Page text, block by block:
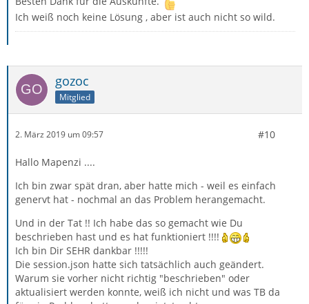
Ich weiß noch keine Lösung , aber ist auch nicht so wild.
gozoc
Mitglied
2. März 2019 um 09:57 #10
Hallo Mapenzi ....
Ich bin zwar spät dran, aber hatte mich - weil es einfach
genervt hat - nochmal an das Problem herangemacht.
Und in der Tat !! Ich habe das so gemacht wie Du
beschrieben hast und es hat funktioniert !!!!
Ich bin Dir SEHR dankbar !!!!!
Die session.json hatte sich tatsächlich auch geändert.
Warum sie vorher nicht richtig "beschrieben" oder
aktualisiert werden konnte, weiß ich nicht und was TB da